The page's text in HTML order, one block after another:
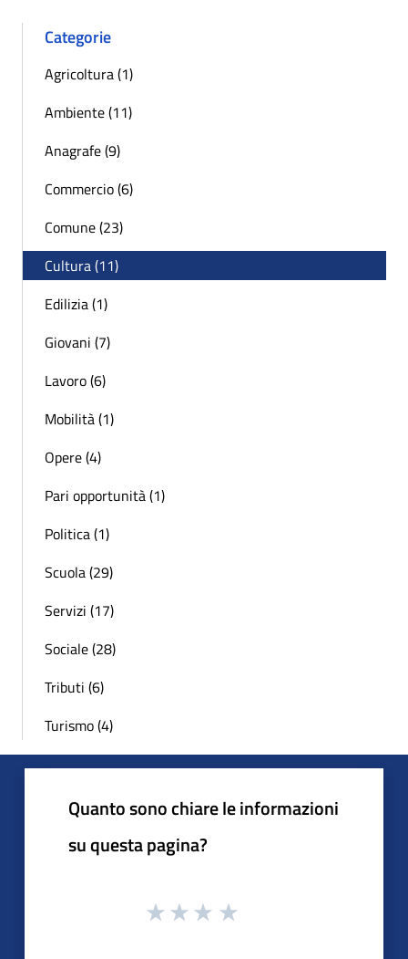
Categorie
Agricoltura (1)
Ambiente (11)
Anagrafe (9)
Commercio (6)
Comune (23)
Cultura (11)
Edilizia (1)
Giovani (7)
Lavoro (6)
Mobilità (1)
Opere (4)
Pari opportunità (1)
Politica (1)
Scuola (29)
Servizi (17)
Sociale (28)
Tributi (6)
Turismo (4)
Quanto sono chiare le informazioni
su questa pagina?